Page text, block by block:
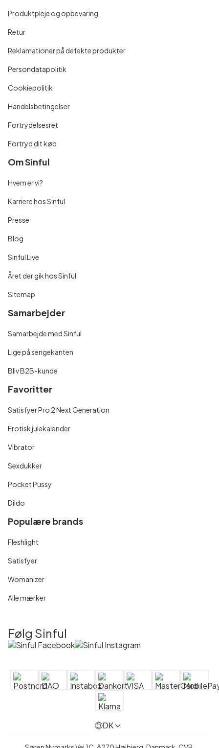
Produktpleje og opbevaring
Retur
Reklamationer på defekte produkter
Persondatapolitik
Cookiepolitik
Handelsbetingelser
Fortrydelsesret
Fortryd dit køb
Om Sinful
Hvem er vi?
Karriere hos Sinful
Presse
Blog
Sinful Live
Året der gik hos Sinful
Sitemap
Samarbejder
Samarbejde med Sinful
Lige på sengekanten
Bliv B2B-kunde
Favoritter
Satisfyer Pro 2 Next Generation
Erotisk julekalender
Vibrator
Sexdukker
Pocket Pussy
Dildo
Populære brands
Fleshlight
Satisfyer
Womanizer
Alle mærker
Følg Sinful
DK